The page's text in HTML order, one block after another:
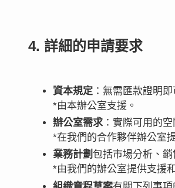
4. 詳細的申請要求
資本規定：無需匯款證明即
*由本辦公室支援。
辦公室需求：實際可用的空
*在我們的合作夥伴辦公室
業務計劃 包括市場分析、
*由我們的辦公室提供支援